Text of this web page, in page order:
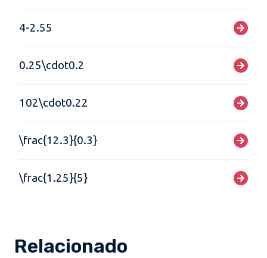
4-2.55
0.25\cdot0.2
102\cdot0.22
\frac{12.3}{0.3}
\frac{1.25}{5}
Relacionado